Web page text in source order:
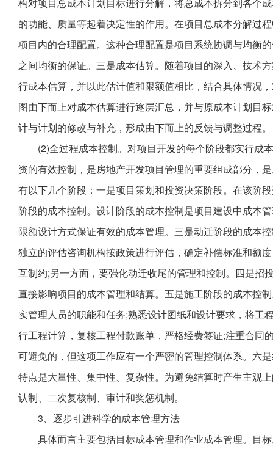
的功能、质量等起着决定性的作用。在项目总成本分解过
项目内的合理配置。这种合理配置是项目系统协调与均衡
之间均衡的保证。三是成本估算。随着项目的深入、技术
行成本估算，并以此估计值和限额值相比，结合具体情况
图由下而上对成本估算进行逐层汇总，并与原成本计划目
计与计划的修改与补充，形成由下而上的反馈与调整过程。
(2)全过程成本控制。对项目开发的每个阶段都实行成
资的有效控制，是房地产开发项目管理的重要组成部分，
有以下几个阶段：一是项目策划和投资决策阶段。在该阶
阶段的成本控制。设计阶段的成本控制是项目建设中成本
限额设计方式保证有效的成本管理。三是动迁阶段的成本
独立的评估咨询机构按政策进行评估，确定补偿标准和额
互制约;另一方面，要强化动迁收尾的管理和控制。四是招
直接影响项目的成本管理和结算。五是施工阶段的成本控
实管理人员的职能和任务;熟悉设计图纸和设计要求，将
行工程计算，复核工程付款账单，严格经费签证;注重合同
可避免的，但这项工作应有一个严密的管理控制体系。六
特点是大量性、集中性、复杂性。为避免结算时产生主观
认制、二次复核制、审计和奖惩机制。
3、逐步引进科学的成本管理方法
具体而言主要包括目标成本管理和作业成本管理。目